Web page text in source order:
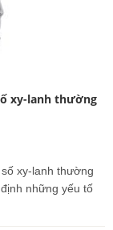
xy-lanh thường
xy-lanh thường
những yếu tố